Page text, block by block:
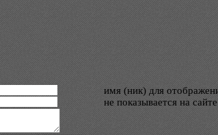
имя (ник) для
не показывается на сайте